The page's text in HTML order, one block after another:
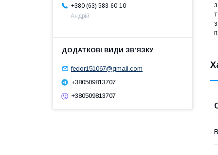
+380 (63) 583-60-10
Андрій
fedor151067@gmail.com
+380509813707
+380509813707